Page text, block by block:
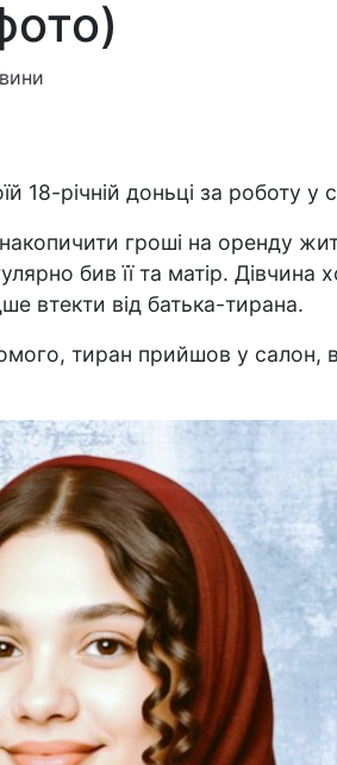
18-річній доньці за роботу у
гроші на оренду
бив її та матір. Дівчина
втекти від батька-тирана.
тиран прийшов у салон,